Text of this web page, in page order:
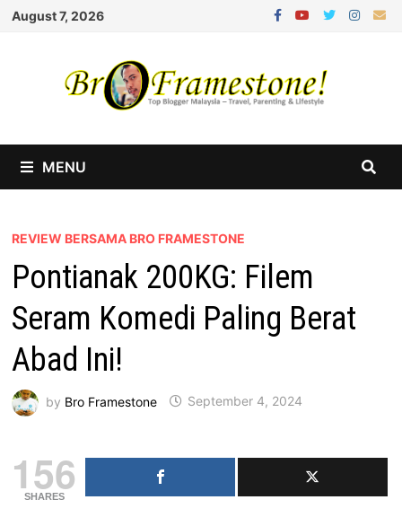
Skip
August 7, 2026
MENU
REVIEW BERSAMA BRO FRAMESTONE
Pontianak 200KG: Filem
Seram Komedi Paling Berat
Abad Ini!
by Bro Framestone September 4, 2024
156
SHARES